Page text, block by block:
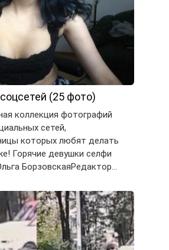
(25 фото)
коллекция фотографий
сетей,
которых любят делать
Горячие девушки селфи
БорзовскаяРедактор…